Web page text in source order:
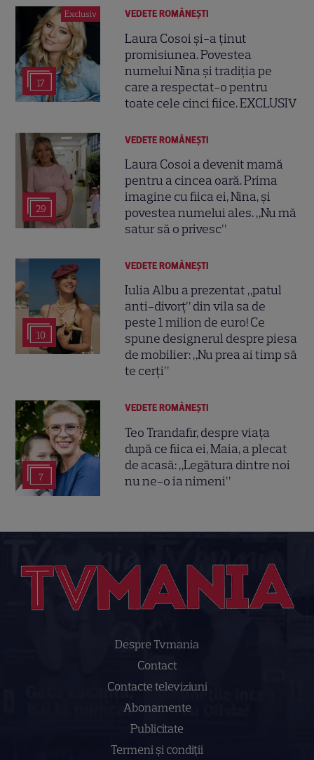
Exclusiv
17
VEDETE ROMÂNEŞTI
Laura Cosoi și-a ținut
promisiunea. Povestea
numelui Nina și tradiția pe
care a respectat-o pentru
toate cele cinci fiice. EXCLUSIV
29
VEDETE ROMÂNEŞTI
Laura Cosoi a devenit mamă
pentru a cincea oară. Prima
imagine cu fiica ei, Nina, și
povestea numelui ales. „Nu mă
satur să o privesc”
10
VEDETE ROMÂNEŞTI
Iulia Albu a prezentat „patul
anti-divorț” din vila sa de
peste 1 milion de euro! Ce
spune designerul despre piesa
de mobilier: „Nu prea ai timp să
te cerți”
7
VEDETE ROMÂNEŞTI
Teo Trandafir, despre viața
după ce fiica ei, Maia, a plecat
de acasă: „Legătura dintre noi
nu ne-o ia nimeni”
Despre Tvmania
Contact
Contacte televiziuni
Abonamente
Publicitate
Termeni și condiții